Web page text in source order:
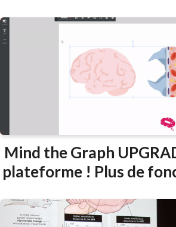
Mind the Graph
plateforme ! Plus de